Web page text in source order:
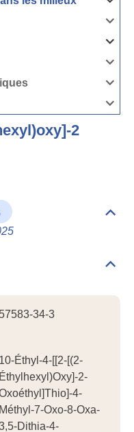
la
Ouvrir
la
et
les
milieux
Ouvrir
la
Ouvrir
la
Ouvrir
la
endocrine
Ouvrir
la
Données
Ouvrir
2
57583-34-3
10-Éthyl-4-[[2-[(2-
Éthylhexyl)Oxy]-2-
4-
Méthyl-7-Oxo-8-Oxa-
Dithia-4-